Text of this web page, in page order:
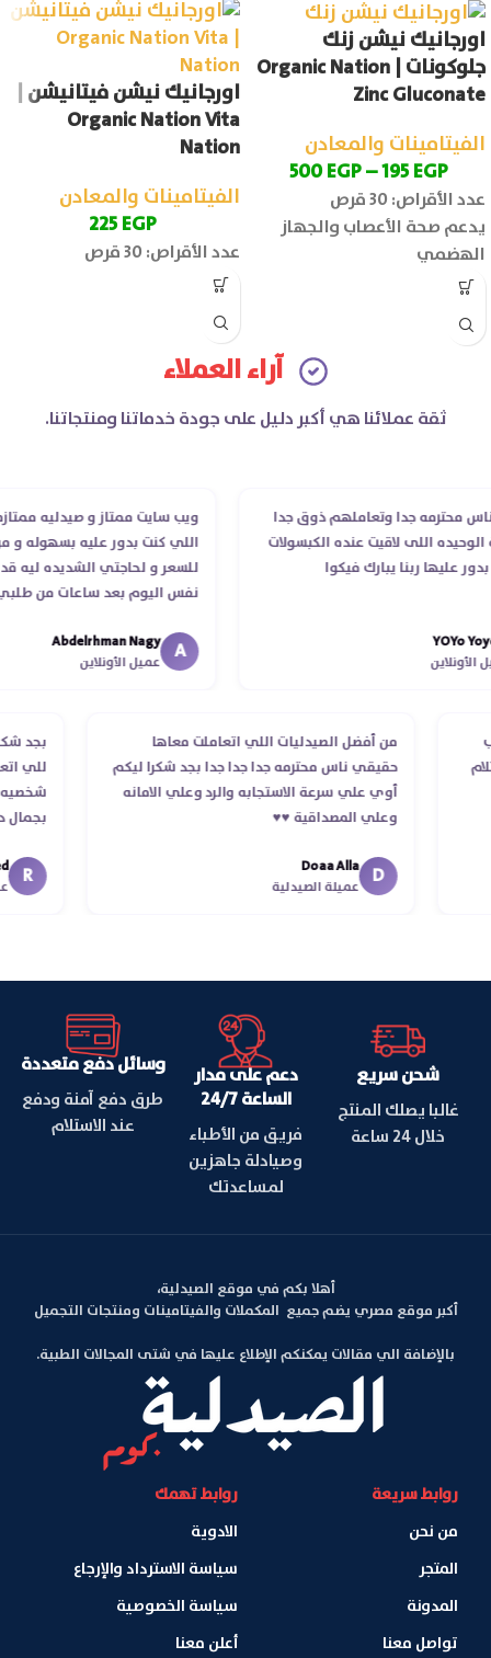
اورجانيك نيشن زنك
جلوكونات | Organic Nation
Zinc Gluconate
الفيتامينات والمعادن
195EGP
–
500EGP
عدد الأقراص: 30 قرص
يدعم صحة الأعصاب والجهاز
الهضمي
اورجانيك نيشن فيتانيشن |
Organic Nation Vita
Nation
الفيتامينات والمعادن
225EGP
عدد الأقراص: 30 قرص
آراء العملاء
ثقة عملائنا هي أكبر دليل على جودة خدماتنا ومنتجاتنا.
محترمه جدا وتعاملهم ذوق جدا
اللى لاقيت عنده الكبسولات
عليها ربنا يبارك فيكوا
YOYo
ويب سايت ممتاز و صيدليه ممتازه
اللي كنت بدور عليه بسهوله و من
للسعر و لحاجتي الشديده ليه قدر
نفس اليوم بعد ساعات من طلبي و
انتهاء موعد عمله ..فضل يتابع
استلمت ..شكرا جزيلا ليكم
A
Abdelrhman Nagy
عميل الأونلاين
من أفضل الصيدليات اللي اتعاملت معاها
حقيقي ناس محترمه جدا جدا جدا بجد شكرا ليكم
أوي علي سرعة الاستجابه والرد وعلي الامانه
وعلي المصداقية ♥️♥️‏
D
Doaa Alla
عميلة الصيدلية
بجد
R
شحن سريع
غالبا يصلك المنتج
خلال 24 ساعة
دعم على مدار
الساعة 24/7
فريق من الأطباء
وصيادلة جاهزين
لمساعدتك
وسائل دفع متعددة
طرق دفع آمنة ودفع
عند الاستلام
أهلا بكم في موقع الصيدلية،
أكبر موقع مصري يضم جميع المكملات والفيتامينات ومنتجات التجميل
بالإضافة الي مقالات يمكنكم الإطلاع عليها في شتى المجالات الطبية.
روابط سريعة
من نحن
المتجر
المدونة
تواصل معنا
روابط تهمك
الادوية
سياسة الاسترداد والإرجاع
سياسة الخصوصية
أعلن معنا